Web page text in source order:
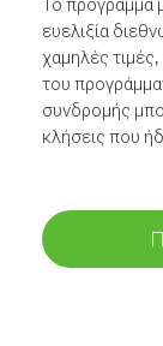
ευελιξία
χαμηλές
του
συνδρομής
κλήσεις που